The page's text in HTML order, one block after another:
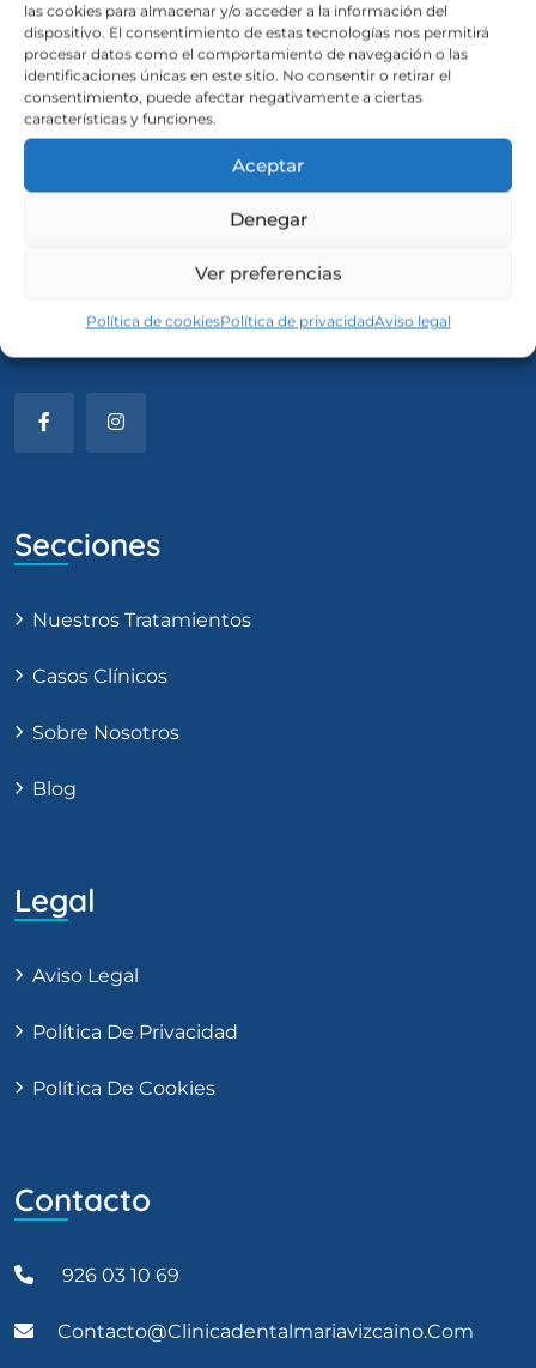
las cookies para almacenar y/o acceder a la información del
dispositivo. El consentimiento de estas tecnologías nos permitirá
procesar datos como el comportamiento de navegación o las
identificaciones únicas en este sitio. No consentir o retirar el
consentimiento, puede afectar negativamente a ciertas
características y funciones.
Aceptar
Denegar
Ver preferencias
Política de cookiesPolítica de privacidadAviso legal
nuestros trabajo.
Secciones
Nuestros Tratamientos
Casos Clínicos
Sobre Nosotros
Blog
Legal
Aviso Legal
Política De Privacidad
Política De Cookies
Contacto
926 03 10 69
Contacto@clinicadentalmariavizcaino.com